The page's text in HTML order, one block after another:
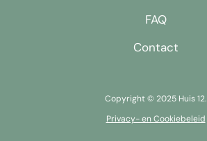
FAQ
Contact
Copyright © 2025 Huis 12.
Privacy- en Cookiebeleid